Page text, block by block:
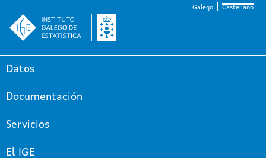
Galego Castellano
Datos
Documentación
Servicios
El IGE